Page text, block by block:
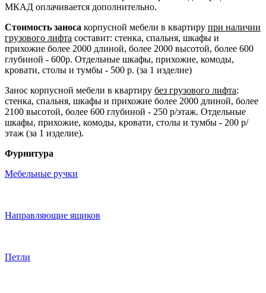
МКАД оплачивается дополнительно.
Стоимость заноса корпусной мебели в квартиру при наличии
грузового лифта составит: стенка, спальня, шкафы и
прихожие более 2000 длиной, более 2000 высотой, более 600
глубиной - 600р. Отдельные шкафы, прихожие, комоды,
кровати, столы и тумбы - 500 р. (за 1 изделие)
Занос корпусной мебели в квартиру без грузового лифта:
стенка, спальня, шкафы и прихожие более 2000 длиной, более
2100 высотой, более 600 глубиной - 250 р/этаж. Отдельные
шкафы, прихожие, комоды, кровати, столы и тумбы - 200 р/
этаж (за 1 изделие).
Фурнитура
Мебельные ручки
Направляющие ящиков
Петли